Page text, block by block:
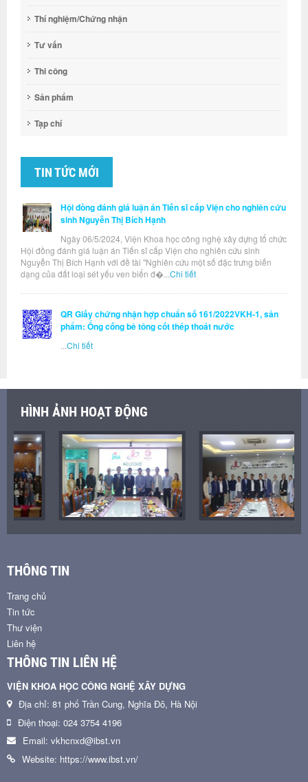
Thí nghiệm/Chứng nhận
Tư vấn
Thi công
Sản phẩm
Tạp chí
TIN TỨC MỚI
Hội đồng đánh giá luận án Tiến sĩ cấp Viện cho nghiên cứu
sinh Nguyễn Thị Bích Hạnh
Ngày 06/5/2024, Viện Khoa học công nghệ xây dựng tổ chức
Hội đồng đánh giá luận án Tiến sĩ cấp Viện cho nghiên cứu sinh
Nguyễn Thị Bích Hạnh với đề tài "Nghiên cứu một số đặc trưng biến
dạng của đất loại sét yếu ven biển đ�... Chi tiết
QR Giấy chứng nhận hợp chuẩn số 161/2022VKH-1, sản
phẩm: Ống cống bê tông cốt thép thoát nước
Chi tiết
HÌNH ẢNH HOẠT ĐỘNG
THÔNG TIN
Trang chủ
Tin tức
Thư viện
Liên hệ
THÔNG TIN LIÊN HỆ
VIỆN KHOA HỌC CÔNG NGHỆ XÂY DỰNG
Địa chỉ: 81 phố Trần Cung, Nghĩa Đô, Hà Nội
Điện thoại: 024 3754 4196
Email: vkhcnxd@ibst.vn
Website: https://www.ibst.vn/